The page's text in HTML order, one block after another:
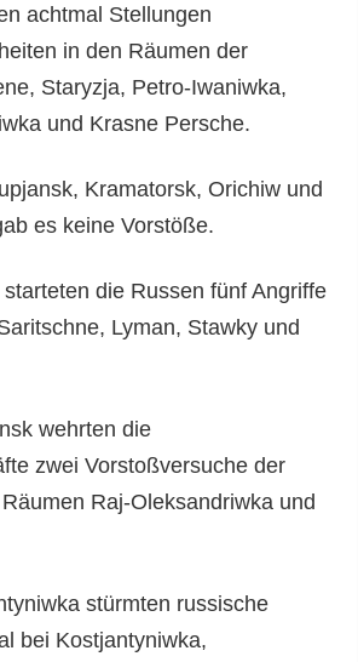
achtmal Stellungen
in den Räumen der
Staryzja, Petro-Iwaniwka,
und Krasne Persche.
Kramatorsk, Orichiw und
es keine Vorstöße.
die Russen fünf Angriffe
Lyman, Stawky und
wehrten die
zwei Vorstoßversuche der
Raj-Oleksandriwka und
stürmten russische
bei Kostjantyniwka,